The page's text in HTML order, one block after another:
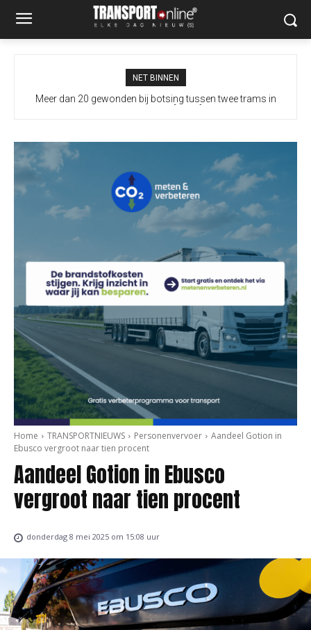
NET BINNEN
Meer dan 20 gewonden bij botsing tussen twee trams in
I&W overweegt meer borden langs snelwegen naar Duitse grens
Home TRANSPORTNIEUWS Personenvervoer
Aandeel Gotion in
Ebusco vergroot naar tien procent
Aandeel Gotion in Ebusco
vergroot naar tien procent
donderdag 8 mei 2025 om 15:08 uur